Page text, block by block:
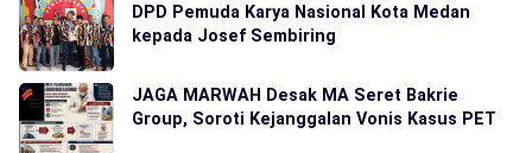
DPD Pemuda Karya Nasional Kota Medan
kepada Josef Sembiring
JAGA MARWAH Desak MA Seret Bakrie
Group, Soroti Kejanggalan Vonis Kasus PET